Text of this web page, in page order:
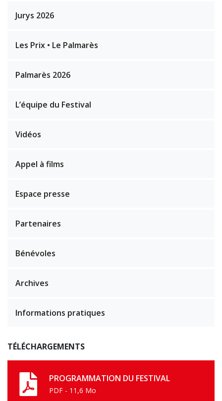
Jurys 2026
Les Prix • Le Palmarès
Palmarès 2026
L’équipe du Festival
Vidéos
Appel à films
Espace presse
Partenaires
Bénévoles
Archives
Informations pratiques
TÉLÉCHARGEMENTS
PROGRAMMATION DU FESTIVAL
PDF - 11,6 Mo